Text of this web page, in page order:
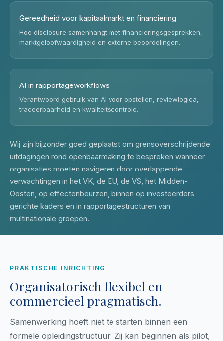
Gereedheid voor kapitaalmarkt en financiering
Hoe disclosure samenhangt met financieringsgesprekken,
marktgeloofwaardigheid en externe beoordelingen.
AI in rapportageworkflows
Verantwoord gebruik van AI voor opstellen, reviewlogica,
traceerbaarheid en kwaliteitscontrole.
Wij zijn bijzonder goed geplaatst om grensoverschrijdende
uitdagingen rond openbaarmaking te bespreken wanneer
organisaties moeten navigeren door overlappende
verwachtingen in het VK, de EU, de VS, het Midden-
Oosten, op effectenbeurzen, binnen op investeerders
gerichte kaders en in rapportagestructuren van
multinationale groepen.
PRAKTISCHE INRICHTING
Organisatorisch flexibel en
commercieel pragmatisch.
Samenwerking hoeft niet te starten binnen een
formele opleidingstructuur. Zij kan beginnen als pilot,